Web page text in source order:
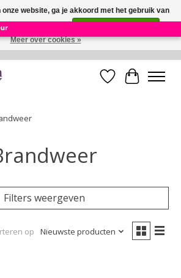
Reviews ×
en style volle kleding voor baby's | jongens |
Verlanglijst
Filters weergeven
op Nieuwste producten
website, ga je akkoord met het gebruik van
te verbeteren.
Meer over cookies »